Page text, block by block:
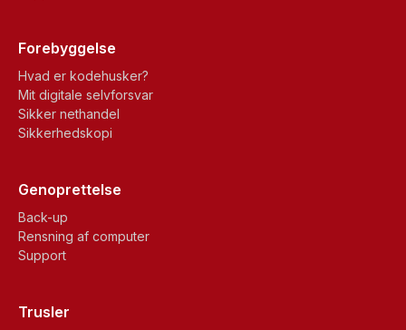
Forebyggelse
Hvad er kodehusker?
Mit digitale selvforsvar
Sikker nethandel
Sikkerhedskopi
Genoprettelse
Back-up
Rensning af computer
Support
Trusler